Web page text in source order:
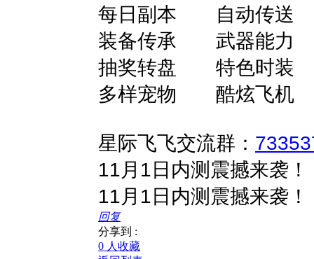
每日副本 自动传送
装备传承 武器能力
抽奖转盘 特色时装
多样宠物 酷炫飞机
星际飞飞交流群：
11月1日内测震撼来袭！
11月1日内测震撼来袭！
回复
分享到 :
0 人收藏